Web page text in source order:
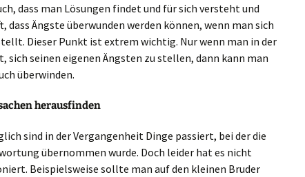
dass man Lösungen findet und für sich versteht und
dass Ängste überwunden werden können, wenn man sich
Dieser Punkt ist extrem wichtig. Nur wenn man in der
sich seinen eigenen Ängsten zu stellen, dann kann man
überwinden.
herausfinden
sind in der Vergangenheit Dinge passiert, bei der die
übernommen wurde. Doch leider hat es nicht
Beispielsweise sollte man auf den kleinen Bruder